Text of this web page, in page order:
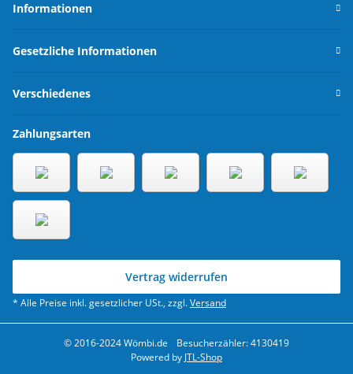
Informationen
Gesetzliche Informationen
Verschiedenes
Zahlungsarten
Vertrag widerrufen
* Alle Preise inkl. gesetzlicher USt., zzgl.Versand
© 2016-2024 Wömbi.de
Besucherzähler: 4130419
Powered by JTL-Shop